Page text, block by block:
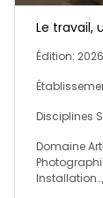
Le travail,
Édition: 2026
Disciplines
Domaine